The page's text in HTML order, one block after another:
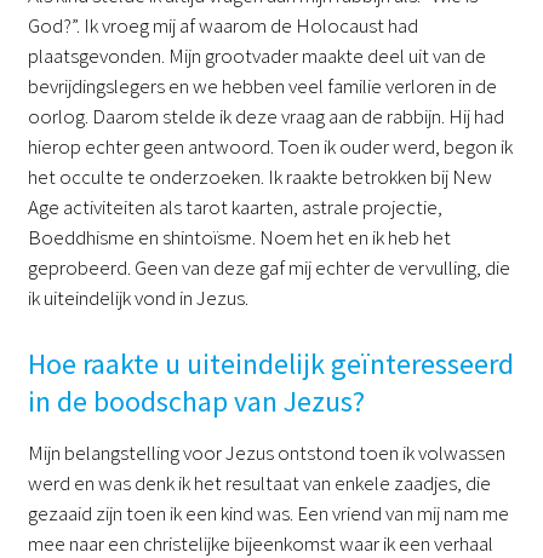
God?”. Ik vroeg mij af waarom de Holocaust had
plaatsgevonden. Mijn grootvader maakte deel uit van de
bevrijdingslegers en we hebben veel familie verloren in de
oorlog. Daarom stelde ik deze vraag aan de rabbijn. Hij had
hierop echter geen antwoord. Toen ik ouder werd, begon ik
het occulte te onderzoeken. Ik raakte betrokken bij New
Age activiteiten als tarot kaarten, astrale projectie,
Boeddhisme en shintoïsme. Noem het en ik heb het
geprobeerd. Geen van deze gaf mij echter de vervulling, die
ik uiteindelijk vond in Jezus.
Hoe raakte u uiteindelijk geïnteresseerd
in de boodschap van Jezus?
Mijn belangstelling voor Jezus ontstond toen ik volwassen
werd en was denk ik het resultaat van enkele zaadjes, die
gezaaid zijn toen ik een kind was. Een vriend van mij nam me
mee naar een christelijke bijeenkomst waar ik een verhaal